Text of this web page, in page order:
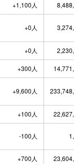
+1,100人
+0人
+0人
+300人
+9,600人
+100人
-100人
+700人